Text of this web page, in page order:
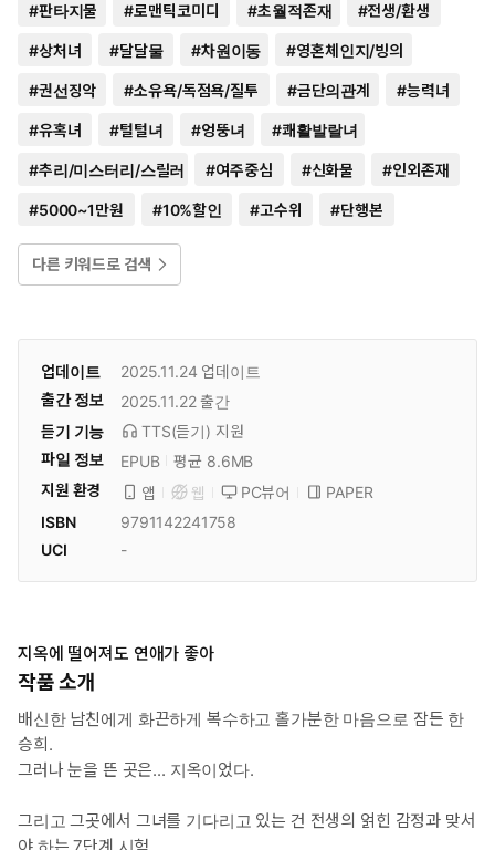
#판타지물 #로맨틱코미디 #초월적존재 #전생/환생
#상처녀 #달달물 #차원이동 #영혼체인지/빙의
#권선징악 #소유욕/독점욕/질투 #금단의관계 #능력녀
#유혹녀 #털털녀 #엉뚱녀 #쾌활발랄녀
#추리/미스터리/스릴러 #여주중심 #신화물 #인외존재
#5000~1만원 #10%할인 #고수위 #단행본
다른 키워드로 검색
업데이트 2025.11.24 업데이트
출간 정보
2025.11.22 출간
듣기 기능
TTS(듣기) 지원
파일 정보
EPUB
평균 8.6MB
지원 환경
앱 웹 PC뷰어
PAPER
ISBN
9791142241758
UCI
-
지옥에 떨어져도 연애가 좋아
작품 소개
배신한 남친에게 화끈하게 복수하고 홀가분한 마음으로 잠든 한
승희.
그러나 눈을 뜬 곳은... 지옥이었다.
그리고 그곳에서 그녀를 기다리고 있는 건 전생의 얽힌 감정과 맞서